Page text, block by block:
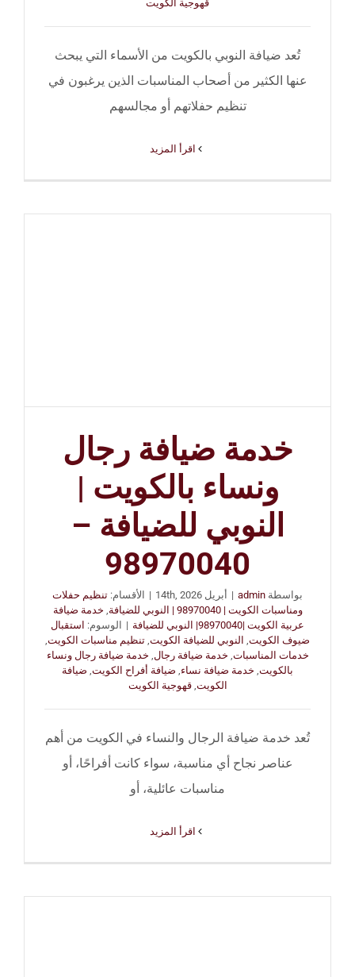
قهوجية الكويت
تُعد ضيافة النوبي بالكويت من الأسماء التي يبحث
عنها الكثير من أصحاب المناسبات الذين يرغبون في
تنظيم حفلاتهم أو مجالسهم
خدمة ضيافة رجال
ونساء بالكويت |
النوبي للضيافة –
98970040
بواسطة admin
| أبريل 14th, 2026 | الأقسام: تنظيم حفلات
ومناسبات الكويت | 98970040 | النوبي للضيافة
خدمة ضيافة
عربية الكويت |98970040| النوبي للضيافة
| الوسوم: استقبال
ضيوف الكويت النوبي للضيافة الكويت تنظيم مناسبات الكويت
خدمات المناسبات خدمة ضيافة رجال خدمة ضيافة رجال ونساء
بالكويت خدمة ضيافة نساء ضيافة أفراح الكويت ضيافة
الكويت ,قهوجية الكويت
تُعد خدمة ضيافة الرجال والنساء في الكويت من أهم
عناصر نجاح أي مناسبة، سواء كانت أفراحًا، أو
مناسبات عائلية، أو